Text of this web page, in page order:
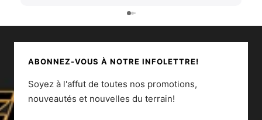
ABONNEZ-VOUS À NOTRE INFOLETTRE!
Soyez à l'affut de toutes nos promotions,
nouveautés et nouvelles du terrain!